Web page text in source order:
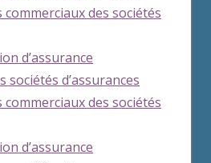
commerciaux des sociétés
d’assurance
sociétés d’assurances
commerciaux des sociétés
d’assurance